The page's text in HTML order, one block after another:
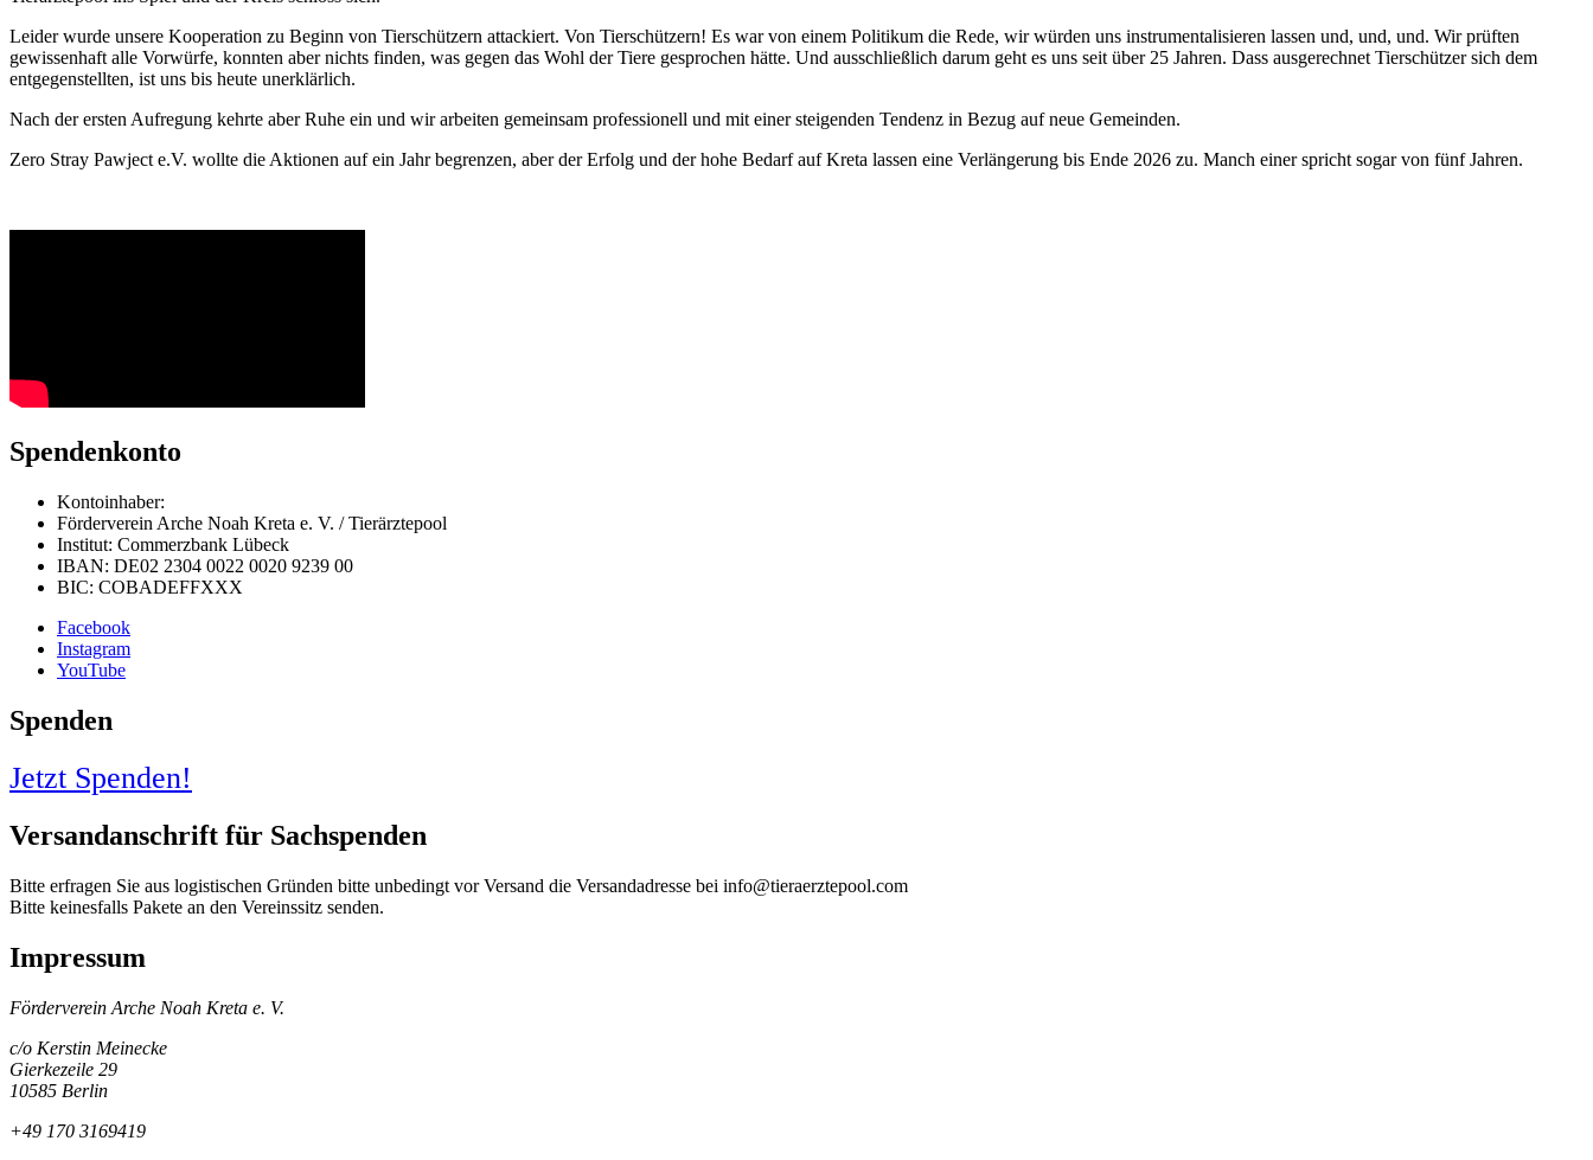
Leider wurde unsere Kooperation zu Beginn von Tierschützern attackiert. Von Tierschützern! Es war von einem Politikum die Rede, wir würden uns instrumentalisieren lassen und, und, und. Wir prüften
gewissenhaft alle Vorwürfe, konnten aber nichts finden, was gegen das Wohl der Tiere gesprochen hätte. Und ausschließlich darum geht es uns seit über 25 Jahren. Dass ausgerechnet Tierschützer sich dem
entgegenstellten, ist uns bis heute unerklärlich.
Nach der ersten Aufregung kehrte aber Ruhe ein und wir arbeiten gemeinsam professionell und mit einer steigenden Tendenz in Bezug auf neue Gemeinden.
Zero Stray Pawject e.V. wollte die Aktionen auf ein Jahr begrenzen, aber der Erfolg und der hohe Bedarf auf Kreta lassen eine Verlängerung bis Ende 2026 zu. Manch einer spricht sogar von fünf Jahren.
Spendenkonto
Kontoinhaber:
Förderverein Arche Noah Kreta e. V. / Tierärztepool
Institut: Commerzbank Lübeck
IBAN: DE02 2304 0022 0020 9239 00
BIC: COBADEFFXXX
Facebook
Instagram
YouTube
Spenden
Jetzt Spenden!
Versandanschrift für Sachspenden
Bitte erfragen Sie aus logistischen Gründen bitte unbedingt vor Versand die Versandadresse bei info@tieraerztepool.com
Bitte keinesfalls Pakete an den Vereinssitz senden.
Impressum
Förderverein Arche Noah Kreta e. V.
c/o Kerstin Meinecke
Gierkezeile 29
10585 Berlin
+49 170 3169419